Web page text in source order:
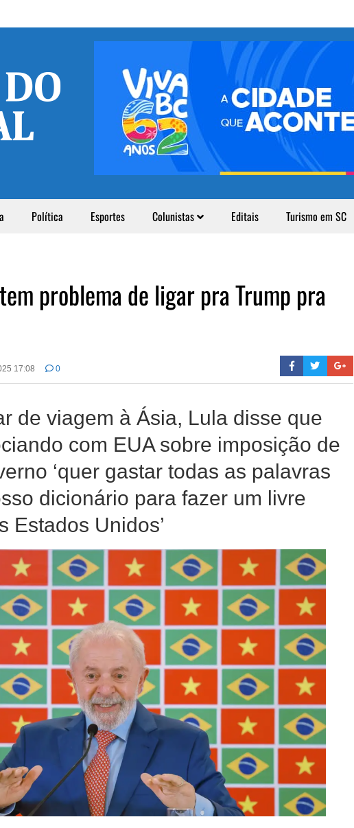
Política Esportes Colunistas Editais Turismo em SC
problema de ligar pra Trump pra
17:08 0
de viagem à Ásia, Lula disse que
com EUA sobre imposição de
‘quer gastar todas as palavras
dicionário para fazer um livre
Estados Unidos’